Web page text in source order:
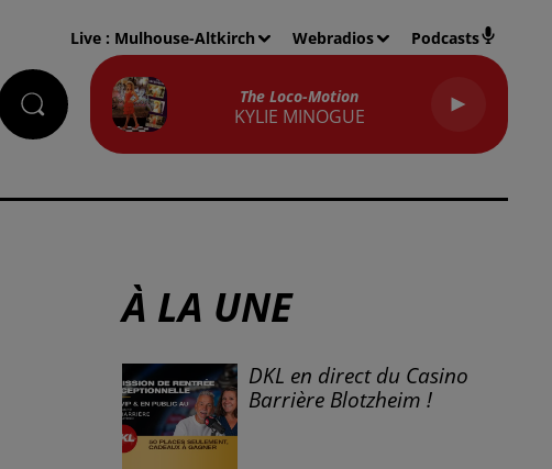
Live : Mulhouse-Altkirch Webradios Podcasts
The Loco-Motion
KYLIE MINOGUE
À LA UNE
DKL en direct du Casino
Barrière Blotzheim !